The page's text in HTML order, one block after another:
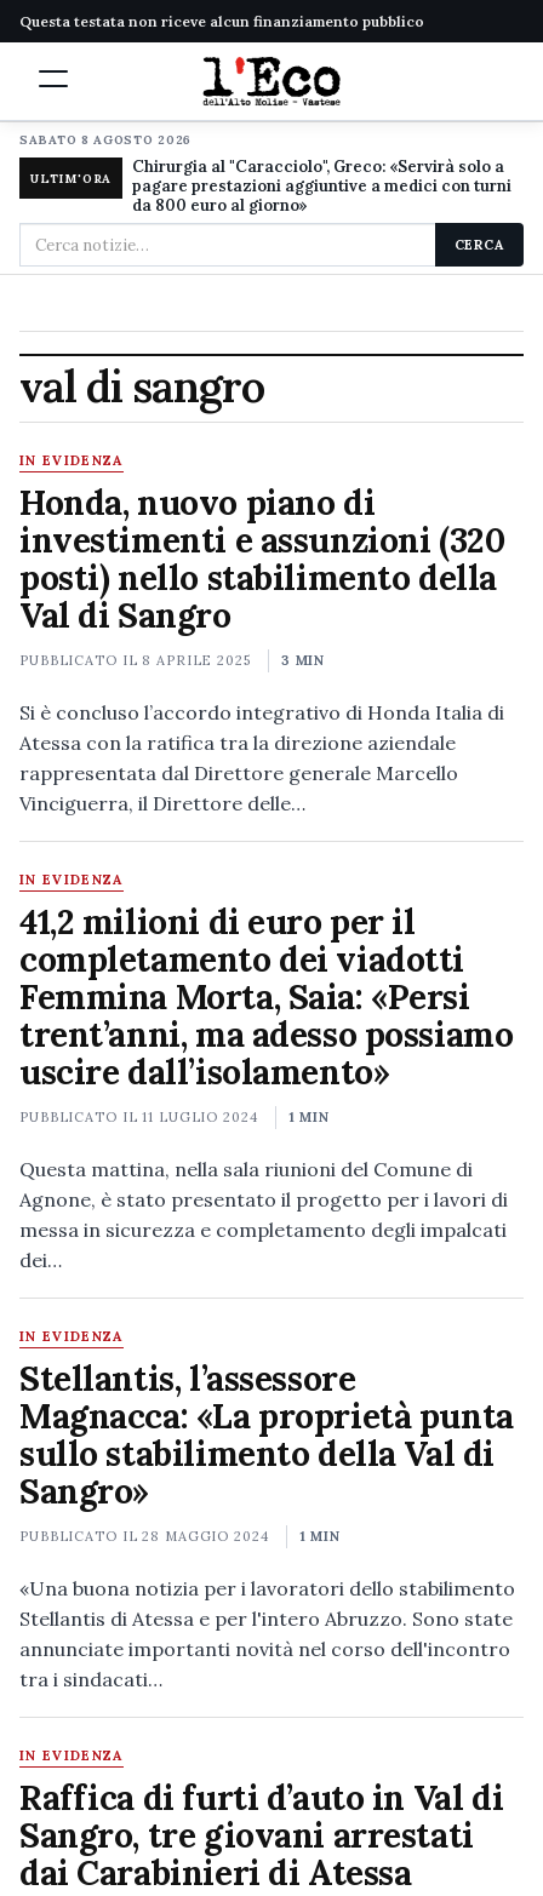
Questa testata non riceve alcun finanziamento pubblico
SABATO 8 AGOSTO 2026
ULTIM'ORA
Chirurgia al "Caracciolo", Greco: «Servirà solo a
pagare prestazioni aggiuntive a medici con turni
da 800 euro al giorno»
Cerca
nel
CERCA
val di sangro
IN EVIDENZA
Honda, nuovo piano di
investimenti e assunzioni (320
posti) nello stabilimento della
Val di Sangro
PUBBLICATO IL 8 APRILE 2025 3 MIN
Si è concluso l’accordo integrativo di Honda Italia di
Atessa con la ratifica tra la direzione aziendale
rappresentata dal Direttore generale Marcello
Vinciguerra, il Direttore delle…
IN EVIDENZA
41,2 milioni di euro per il
completamento dei viadotti
Femmina Morta, Saia: «Persi
trent’anni, ma adesso possiamo
uscire dall’isolamento»
PUBBLICATO IL11 LUGLIO 2024 1 MIN
Questa mattina, nella sala riunioni del Comune di
Agnone, è stato presentato il progetto per i lavori di
messa in sicurezza e completamento degli impalcati
dei…
IN EVIDENZA
Stellantis, l’assessore
Magnacca: «La proprietà punta
sullo stabilimento della Val di
Sangro»
PUBBLICATO IL28 MAGGIO 2024 1 MIN
«Una buona notizia per i lavoratori dello stabilimento
Stellantis di Atessa e per l'intero Abruzzo. Sono state
annunciate importanti novità nel corso dell'incontro
tra i sindacati…
IN EVIDENZA
Raffica di furti d’auto in Val di
Sangro, tre giovani arrestati
dai Carabinieri di Atessa